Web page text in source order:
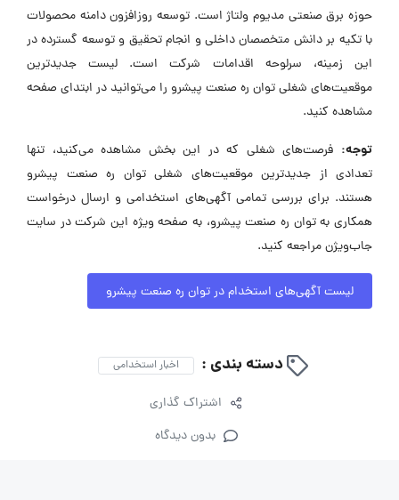
حوزه برق صنعتی مدیوم ولتاژ است. توسعه روزافزون دامنه محصولات
با تکیه بر دانش متخصصان داخلی و انجام تحقیق و توسعه گسترده در
این زمینه، سرلوحه اقدامات شرکت است. لیست جدیدترین
موقعیت‌های شغلی توان ره صنعت پیشرو را می‌توانید در ابتدای صفحه
مشاهده کنید.
توجه: فرصت‌های شغلی که در این بخش مشاهده می‌کنید، تنها
تعدادی از جدیدترین موقعیت‌های شغلی توان ره صنعت پیشرو
هستند. برای بررسی تمامی آگهی‌های استخدامی و ارسال درخواست
همکاری به توان ره صنعت پیشرو، به صفحه ویژه این شرکت در سایت
جاب‌ویژن مراجعه کنید.
لیست آگهی‌های استخدام در توان ره صنعت پیشرو
دسته بندی : اخبار استخدامی
اشتراک گذاری
بدون دیدگاه